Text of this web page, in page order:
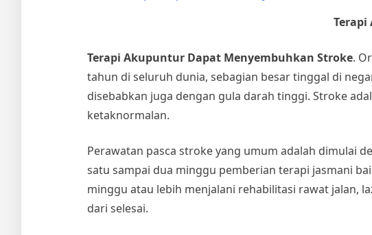
Terapi Akupuntur Dapat Menyembuhkan Stroke.
tahun di seluruh dunia, sebagian besar tinggal di
disebabkan juga dengan gula darah tinggi. Stroke
ketaknormalan.
Perawatan pasca stroke yang umum adalah dimulai
satu sampai dua minggu pemberian terapi jasmani
minggu atau lebih menjalani rehabilitasi rawat jalan,
dari selesai.